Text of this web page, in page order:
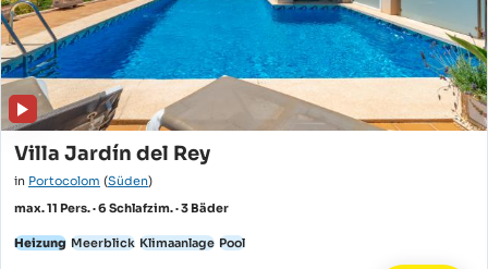
Villa Jardín del Rey
in Portocolom (Süden)
max. 11 Pers. · 6 Schlafzim. · 3 Bäder
Heizung Meerblick Klimaanlage Pool